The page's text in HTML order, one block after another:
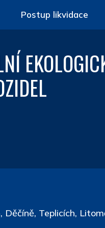
Postup likvidace
Děčíně, Teplicích,